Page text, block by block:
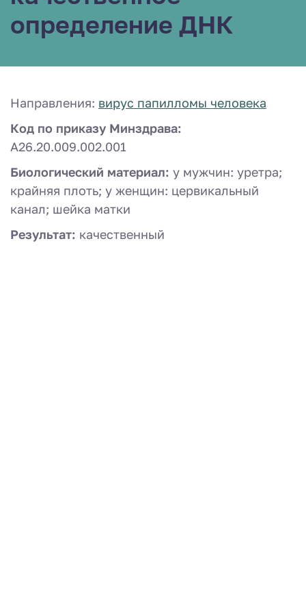
определение ДНК
Направления: вирус папилломы человека
Код по приказу Минздрава:
A26.20.009.002.001
Биологический материал: у мужчин: уретра;
крайняя плоть; у женщин: цервикальный
канал; шейка матки
Результат: качественный